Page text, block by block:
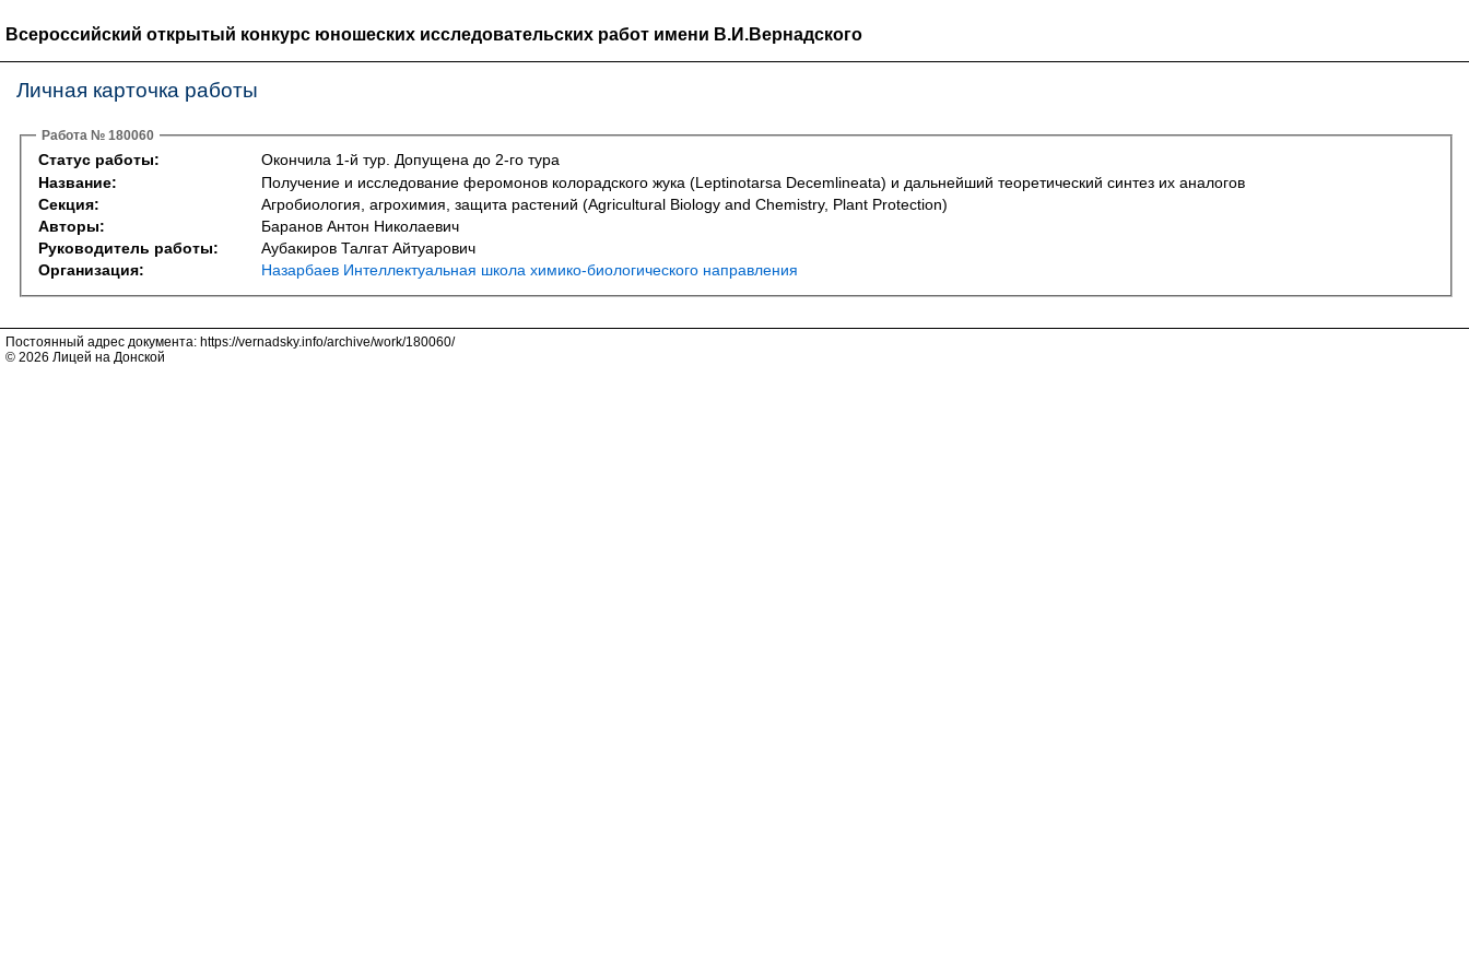
Всероссийский открытый конкурс юношеских исследовательских работ имени В.И.Вернадского
Личная карточка работы
Работа № 180060
Статус работы:
Окончила 1-й тур. Допущена до 2-го тура
Название:
Получение и исследование феромонов колорадского жука (Leptinotarsa Decemlineata) и дальнейший теоретический синтез их аналогов
Секция:
Агробиология, агрохимия, защита растений (Agricultural Biology and Chemistry, Plant Protection)
Авторы:
Баранов Антон Николаевич
Руководитель работы:
Аубакиров Талгат Айтуарович
Организация:
Назарбаев Интеллектуальная школа химико-биологического направления
Постоянный адрес документа: https://vernadsky.info/archive/work/180060/
© 2026 Лицей на Донской